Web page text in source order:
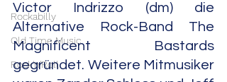
Rockabilly
Old Time Music
Rock'n'Roll
Victor Indrizzo (dm) die
Alternative Rock-Band The
Magnificent Bastards
gegründet. Weitere Mitmusiker